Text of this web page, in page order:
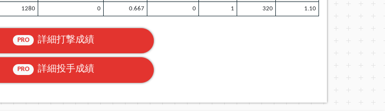
1280 0 0.667 0 1 320 1.10
PRO 詳細打撃成績
PRO 詳細投手成績